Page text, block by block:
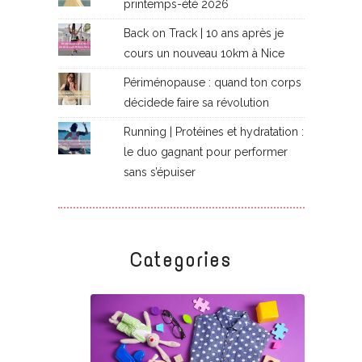
printemps-été 2026
Back on Track | 10 ans après je
cours un nouveau 10km à Nice
Périménopause : quand ton corps
décidede faire sa révolution
Running | Protéines et hydratation :
le duo gagnant pour performer
sans s’épuiser
Categories